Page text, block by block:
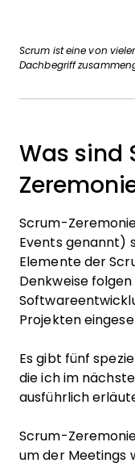
Scrum ist eine von
Dachbegriff
Was sind
Scrum-
Events genannt)
Elemente der
Denkweise
Projekten
Es gibt fünf
die ich im
ausführlich
Scrum-
um der Meetings